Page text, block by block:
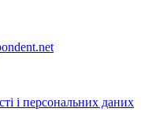
і персональних даних